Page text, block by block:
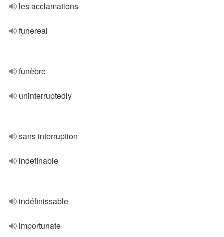
les acclamations
funereal
funèbre
uninterruptedly
sans interruption
indefinable
indéfinissable
importunate